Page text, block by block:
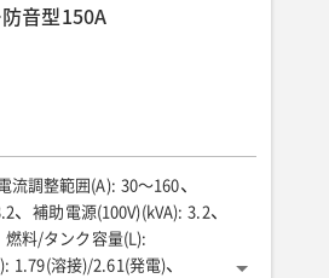
音型150A
流調整範囲(A): 30〜160
補助電源(100V)(kVA): 3.2
燃料/タンク容量(L):
: 1.79(溶接)/2.61(発電)